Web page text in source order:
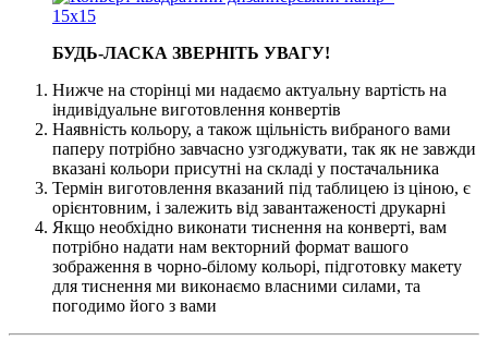
БУДЬ-ЛАСКА ЗВЕРНІТЬ УВАГУ!
Нижче на сторінці ми надаємо актуальну вартість на
індивідуальне виготовлення конвертів
Наявність кольору, а також щільність вибраного вами
паперу потрібно завчасно узгоджувати, так як не завжди
вказані кольори присутні на складі у постачальника
Термін виготовлення вказаний під таблицею із ціною, є
орієнтовним, і залежить від завантаженості друкарні
Якщо необхідно виконати тиснення на конверті, вам
потрібно надати нам векторний формат вашого
зображення в чорно-білому кольорі, підготовку макету
для тиснення ми виконаємо власними силами, та
погодимо його з вами